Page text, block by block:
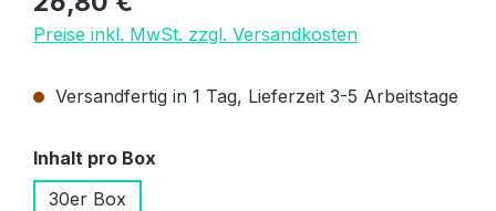
Preise inkl. MwSt. zzgl. Versandkosten
Versandfertig in 1 Tag, Lieferzeit 3-5 Arbeitstage
Inhalt pro Box
30er Box